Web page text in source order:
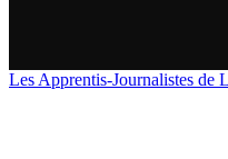
Les Apprentis-Journalistes de